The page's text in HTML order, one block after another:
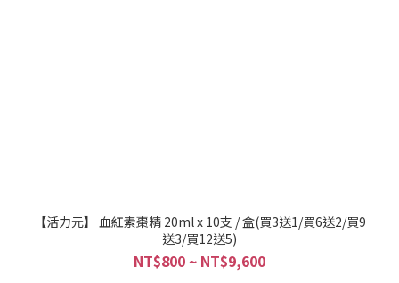
【活力元】 血紅素棗精 20ml x 10支 / 盒(買3送1/買6送2/買9
送3/買12送5)
NT$800 ~ NT$9,600